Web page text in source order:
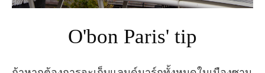
O'bon Paris' tip